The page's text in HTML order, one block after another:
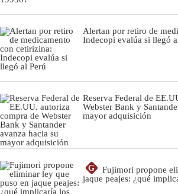
Alertan por retiro de
Indecopi evalúa si llegó
Reserva Federal de
Webster Bank y
mayor adquisición
G
Fujimori propone
jaque peajes: ¿qué